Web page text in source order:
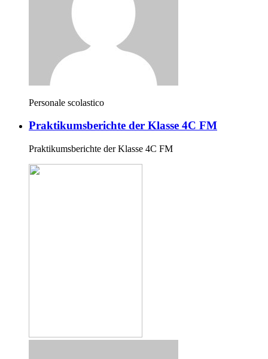
Personale scolastico
Praktikumsberichte der Klasse 4C FM
Praktikumsberichte der Klasse 4C FM